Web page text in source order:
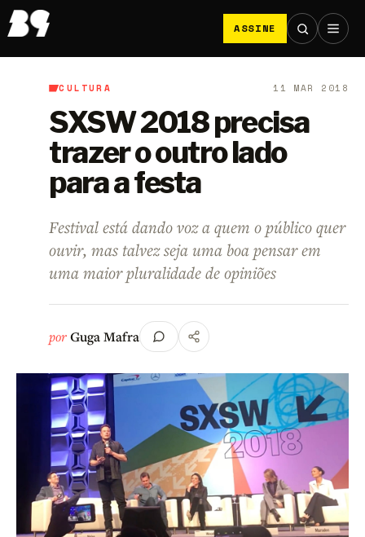
ASSINE
B9/Cultura
CULTURA 11 MAR 2018
SXSW 2018 precisa
trazer o outro lado
para a festa
Festival está dando voz a quem o público quer
ouvir, mas talvez seja uma boa pensar em
uma maior pluralidade de opiniões
porGuga Mafra